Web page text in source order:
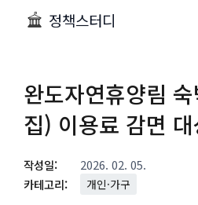
정책스터디
완도자연휴양림
집) 이용료 감면
작성일:
2026. 02. 05.
카테고리:
개인·가구